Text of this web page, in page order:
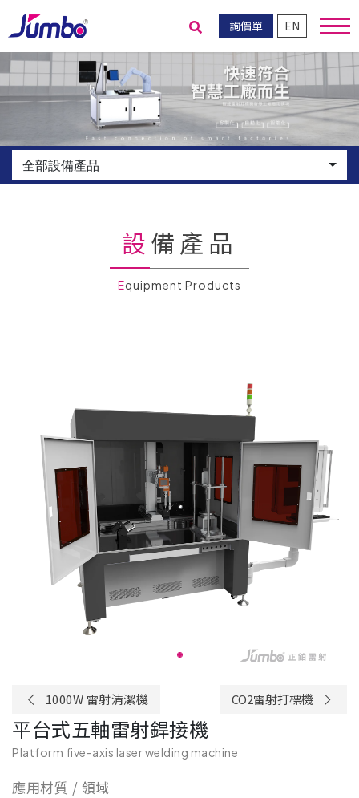
詢價單 EN
送出搜尋
全部設備產品
設備產品
Equipment Products
1000W 雷射清潔機 CO2雷射打標機
平台式五軸雷射銲接機
Platform five-axis laser welding machine
應用材質 / 領域